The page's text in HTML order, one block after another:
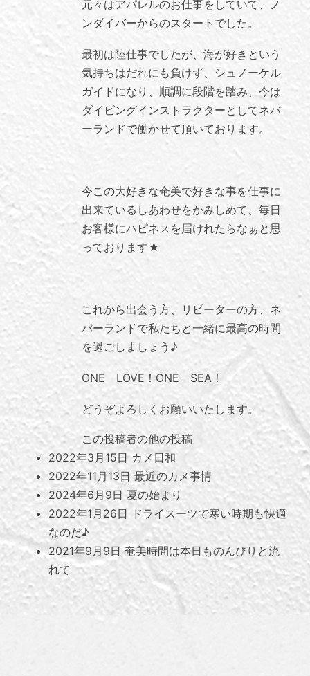
元々はアパレルのお仕事をしていて、ノ
ンダイバーからのスタートでした。
最初は陸仕事でしたが、海が好きという
気持ちはだれにも負けず、シュノーケル
ガイドになり、順調に段階を踏み、今は
ダイビングインストラクターとしてネバ
ーランドで働かせて頂いております。
今この大好きな奄美で好きな事を仕事に
出来ているしあわせをかみしめて、毎日
お客様にハピネスを届けれたらなぁと思
っております★
これから出会う方、リピーターの方、ネ
バーランドで私たちと一緒に最高の時間
を過ごしましょう♪
ONE LOVE！ONE SEA！
どうぞよろしくお願いいたします。
この投稿者の他の投稿
2022年3月15日 カメ日和
2022年11月13日 最近のカメ事情
2024年6月9日夏の始まり
2022年1月26日 ドライスーツで寒い時期も快適
なのだ♪
2021年9月9日奄美時間は本日ものんびりと流
れて